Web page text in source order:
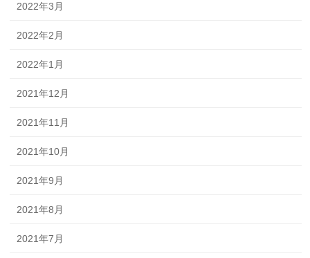
2022年3月
2022年2月
2022年1月
2021年12月
2021年11月
2021年10月
2021年9月
2021年8月
2021年7月